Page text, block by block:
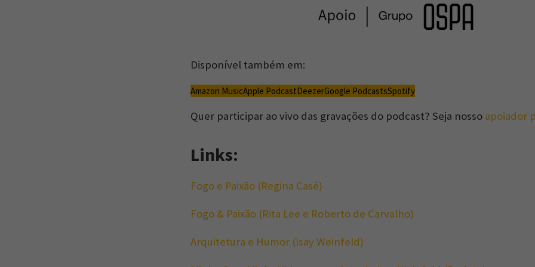
Disponível também em:
Amazon MusicApple PodcastDeezerGoogle PodcastsSpotify
Quer participar ao vivo das gravações do podcast? Seja nosso apoiador
Links:
Fogo e Paixão (Regina Casé)
Fogo & Paixão (Rita Lee e Roberto de Carvalho)
Arquitetura e Humor (Isay Weinfeld)